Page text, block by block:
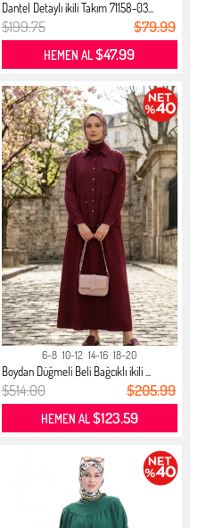
Dantel Detaylı ikili Takım 71158-03...
$199.75 $79.99
HEMEN AL$47.99
6-8 10-12 14-16 18-20
Boydan Düğmeli Beli Bağcıklı ikili ...
$514.00 $205.99
HEMEN AL$123.59